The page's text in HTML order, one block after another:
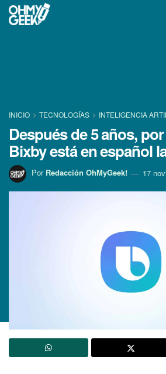
INICIO TECNOLOGÍ­AS INTELIGENCIA
Después de 5 años,
Bixby está en español
Por Redacción OhMyGeek! 17